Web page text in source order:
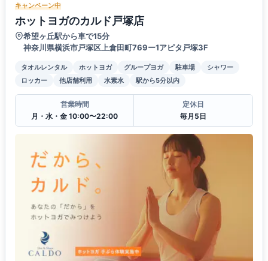
キャンペーン中
ホットヨガのカルド戸塚店
希望ヶ丘駅から車で15分
神奈川県横浜市戸塚区上倉田町769ー1アピタ戸塚3F
タオルレンタル ホットヨガ グループヨガ 駐車場
シャワー
ロッカー
他店舗利用 水素水 駅から5分以内
営業時間
月・水・金 10:00〜22:00
定休日
毎月5日